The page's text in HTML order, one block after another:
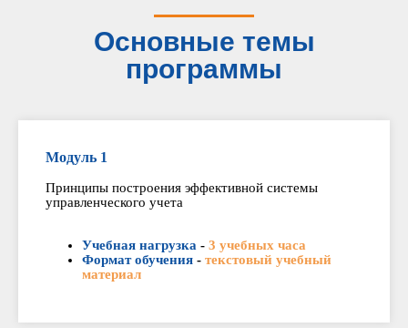
Основные темы
программы
Модуль 1
Принципы построения эффективной системы
управленческого учета
Учебная нагрузка - 3 учебных часа
Формат обучения - текстовый учебный
материал